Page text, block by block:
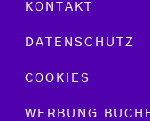
KONTAKT
DATENSCHUTZ
COOKIES
WERBUNG